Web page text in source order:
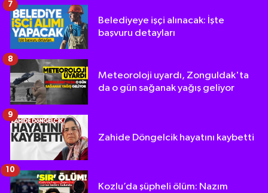
Belediyeye işçi alınacak: İşte
başvuru detayları
7
Meteoroloji uyardı, Zonguldak'ta
da o gün sağanak yağış geliyor
8
Zahide Döngelcik hayatını kaybetti
9
Kozlu’da şüpheli ölüm: Nazım
10